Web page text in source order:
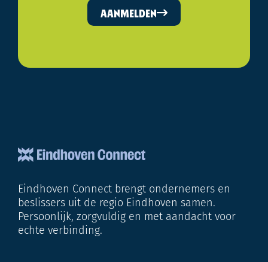
AANMELDEN
Eindhoven Connect brengt ondernemers en
beslissers uit de regio Eindhoven samen.
Persoonlijk, zorgvuldig en met aandacht voor
echte verbinding.